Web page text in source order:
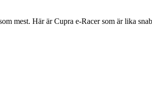
mest. Här är Cupra e-Racer som är lika